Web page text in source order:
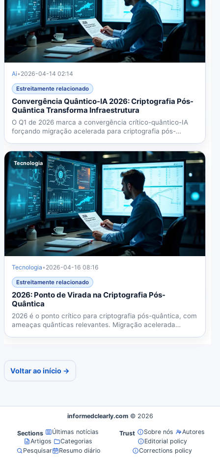
Ai• 2026-04-14 02:14
Estreitamente relacionado
Convergência Quântico-IA 2026: Criptografia Pós-
Quântica Transforma Infraestrutura
O Q1 de 2026 marca a convergência crítico-quântico-IA
forçando migração acelerada para criptografia pós-
Tecnologia
Tecnologia• 2026-04-16 08:16
Estreitamente relacionado
2026: Ponto de Virada na Criptografia Pós-
Quântica
2026 é o ponto crítico para criptografia pós-quântica, com
ameaças quânticas relevantes. Migração acelerada
Voltar ao início →
informedclearly.com © 2026
Sections
Últimas notícias
Artigos
Categorias
Pesquisar
Resumo diário
Trust Sobre nós
Autores
Editorial policy
Corrections policy